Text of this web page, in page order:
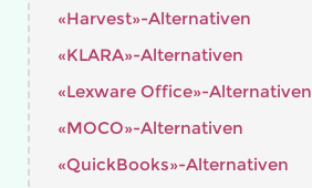
«Harvest»-Alternativen
«KLARA»-Alternativen
«Lexware Office»-Alternativen
«MOCO»-Alternativen
«QuickBooks»-Alternativen